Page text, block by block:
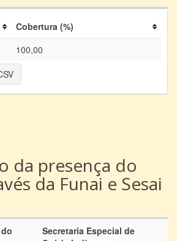
Cobertura (%)
100,00
da presença do
da Funai e Sesai
Secretaria Especial de